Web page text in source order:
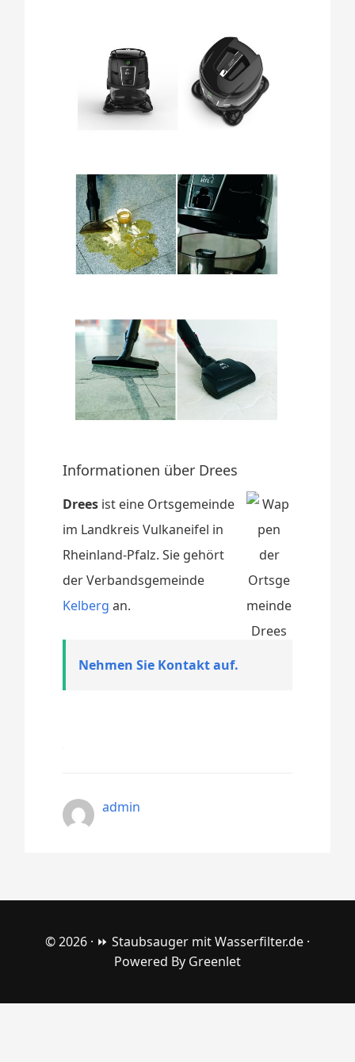
Informationen über Drees
Drees ist eine Ortsgemeinde
im Landkreis Vulkaneifel in
Rheinland-Pfalz. Sie gehört
der Verbandsgemeinde
Kelberg an.
Nehmen Sie Kontakt auf.
admin
© 2026 · ⏩ Staubsauger mit Wasserfilter.de ·
Powered By Greenlet